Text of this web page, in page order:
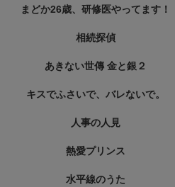
まどか26歳、研修医やってます！
相続探偵
あきない世傳 金と銀２
キスでふさいで、バレないで。
人事の人見
熱愛プリンス
水平線のうた